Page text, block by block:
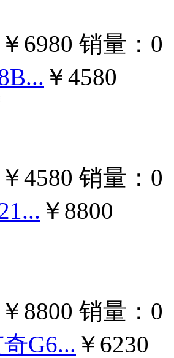
￥6980 销量： 0
￥4580
￥4580 销量： 0
￥8800
￥8800 销量： 0
G6... ￥6230